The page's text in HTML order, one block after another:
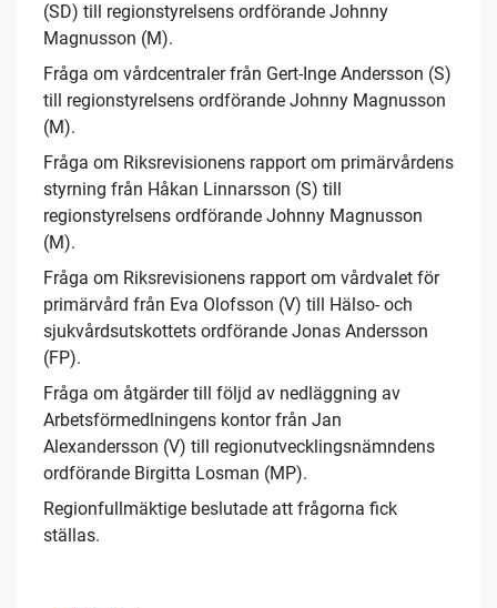
(SD) till regionstyrelsens ordförande Johnny
Magnusson (M).
Fråga om vårdcentraler från Gert-Inge Andersson (S)
till regionstyrelsens ordförande Johnny Magnusson
(M).
Fråga om Riksrevisionens rapport om primärvårdens
styrning från Håkan Linnarsson (S) till
regionstyrelsens ordförande Johnny Magnusson
(M).
Fråga om Riksrevisionens rapport om vårdvalet för
primärvård från Eva Olofsson (V) till Hälso- och
sjukvårdsutskottets ordförande Jonas Andersson
(FP).
Fråga om åtgärder till följd av nedläggning av
Arbetsförmedlningens kontor från Jan
Alexandersson (V) till regionutvecklingsnämndens
ordförande Birgitta Losman (MP).
Regionfullmäktige beslutade att frågorna fick
ställas.